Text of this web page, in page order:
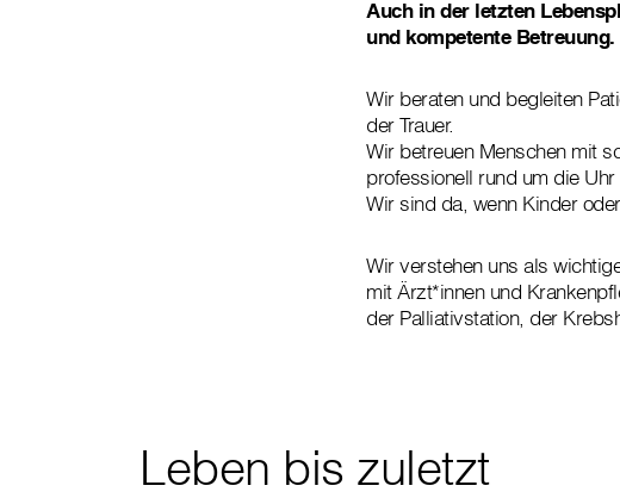
Auch in der letzten
und kompetente Betreuung.
Wir beraten und begleiten
der Trauer.
Wir betreuen Menschen mit
professionell rund um die Uhr
Wir sind da, wenn Kinder
Wir verstehen uns als
mit Ärzt*innen und
der Palliativstation, der
Leben bis zuletzt